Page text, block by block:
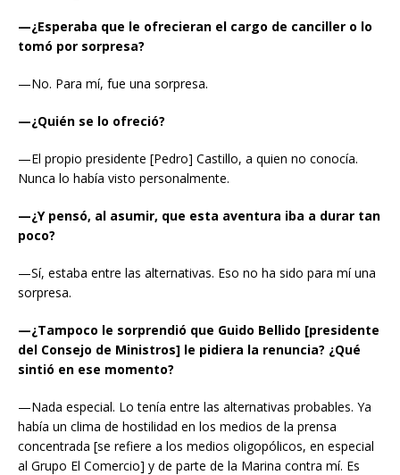
—¿Esperaba que le ofrecieran el cargo de canciller o lo
tomó por sorpresa?
—No. Para mí, fue una sorpresa.
—¿Quién se lo ofreció?
—El propio presidente [Pedro] Castillo, a quien no conocía.
Nunca lo había visto personalmente.
—¿Y pensó, al asumir, que esta aventura iba a durar tan
poco?
—Sí, estaba entre las alternativas. Eso no ha sido para mí una
sorpresa.
—¿Tampoco le sorprendió que Guido Bellido [presidente
del Consejo de Ministros] le pidiera la renuncia? ¿Qué
sintió en ese momento?
—Nada especial. Lo tenía entre las alternativas probables. Ya
había un clima de hostilidad en los medios de la prensa
concentrada [se refiere a los medios oligopólicos, en especial
al Grupo El Comercio] y de parte de la Marina contra mí. Es